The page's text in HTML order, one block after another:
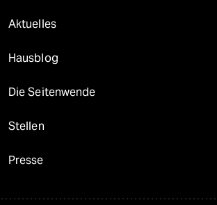
Aktuelles
Hausblog
Die Seitenwende
Stellen
Presse